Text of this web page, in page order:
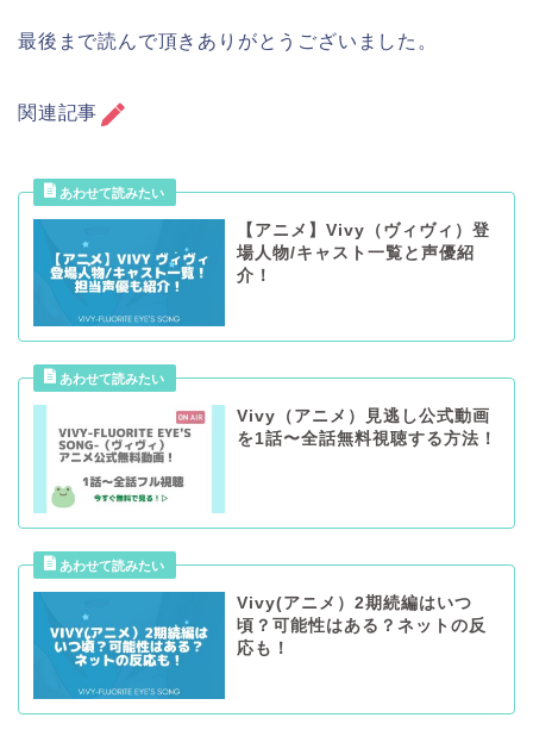
最後まで読んで頂きありがとうございました。
関連記事
【アニメ】Vivy（ヴィヴィ）登
場人物/キャスト一覧と声優紹
介！
Vivy（アニメ）見逃し公式動画
を1話〜全話無料視聴する方法！
Vivy(アニメ）2期続編はいつ
頃？可能性はある？ネットの反
応も！